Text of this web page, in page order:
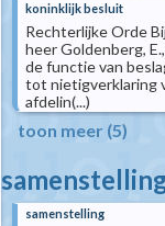
koninklijk besluit
Rechterlijke Orde
heer Goldenberg,
de functie van
tot nietigverklaring
afdelin(...)
toon meer (5)
samenstelling